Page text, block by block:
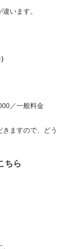
います。
／一般料金
ますので、どう
ちら